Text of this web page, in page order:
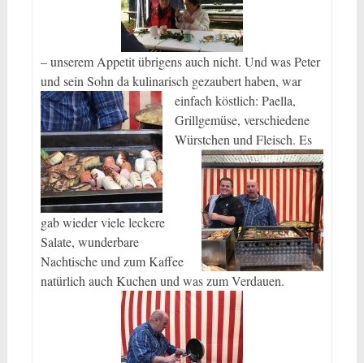
– unserem Appetit übrigens auch nicht. Und was Peter
und sein Sohn da kulinarisch gezaubert haben, war
einfach köstlich: Paella,
Grillgemüse, verschiedene
Würstchen und Fleisch. Es
gab wieder viele leckere
Salate, wunderbare
Nachtische und zum Kaffee
natürlich auch Kuchen und was zum Verdauen.